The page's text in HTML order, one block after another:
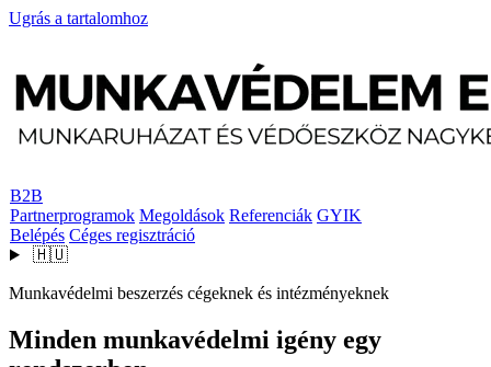
Ugrás a tartalomhoz
B2B
Partnerprogramok Megoldások Referenciák GYIK
Belépés Céges regisztráció
🇭🇺
Munkavédelmi beszerzés cégeknek és intézményeknek
Minden munkavédelmi igény egy